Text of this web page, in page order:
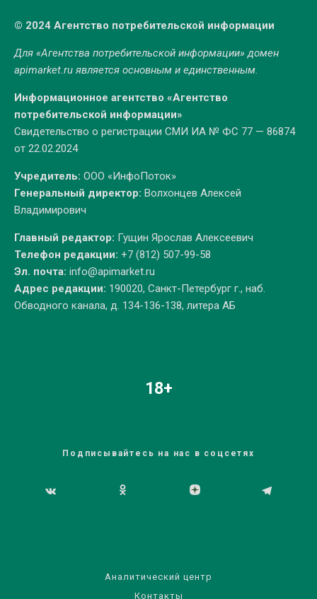
© 2024 Агентство потребительской информации
Для «Агентства потребительской информации» домен
apimarket.ruявляется основным и единственным.
Информационное агентство «Агентство
потребительской информации»
Свидетельство о регистрации СМИ ИА № ФС 77 — 86874
от 22.02.2024
Учредитель: ООО «ИнфоПоток»
Генеральный директор: Волхонцев Алексей
Владимирович
Главный редактор: Гущин Ярослав Алексеевич
Телефон редакции: +7 (812) 507-99-58
Эл. почта: info@apimarket.ru
Адрес редакции: 190020, Санкт-Петербург г., наб.
Обводного канала, д. 134-136-138, литера АБ
18+
Подписывайтесь на нас в соцсетях
Аналитический центр
Контакты